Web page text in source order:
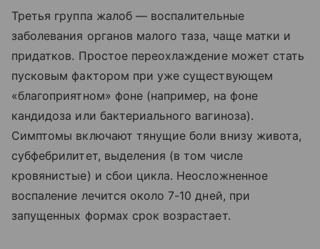
Третья группа жалоб — воспалительные
заболевания органов малого таза, чаще матки и
придатков. Простое переохлаждение может стать
пусковым фактором при уже существующем
«благоприятном» фоне (например, на фоне
кандидоза или бактериального вагиноза).
Симптомы включают тянущие боли внизу живота,
субфебрилитет, выделения (в том числе
кровянистые) и сбои цикла. Неосложненное
воспаление лечится около 7-10 дней, при
запущенных формах срок возрастает.